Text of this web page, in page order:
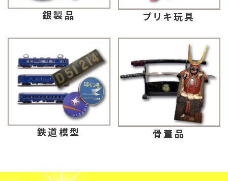
銀製品 ブリキ玩具
鉄道模型 骨董品